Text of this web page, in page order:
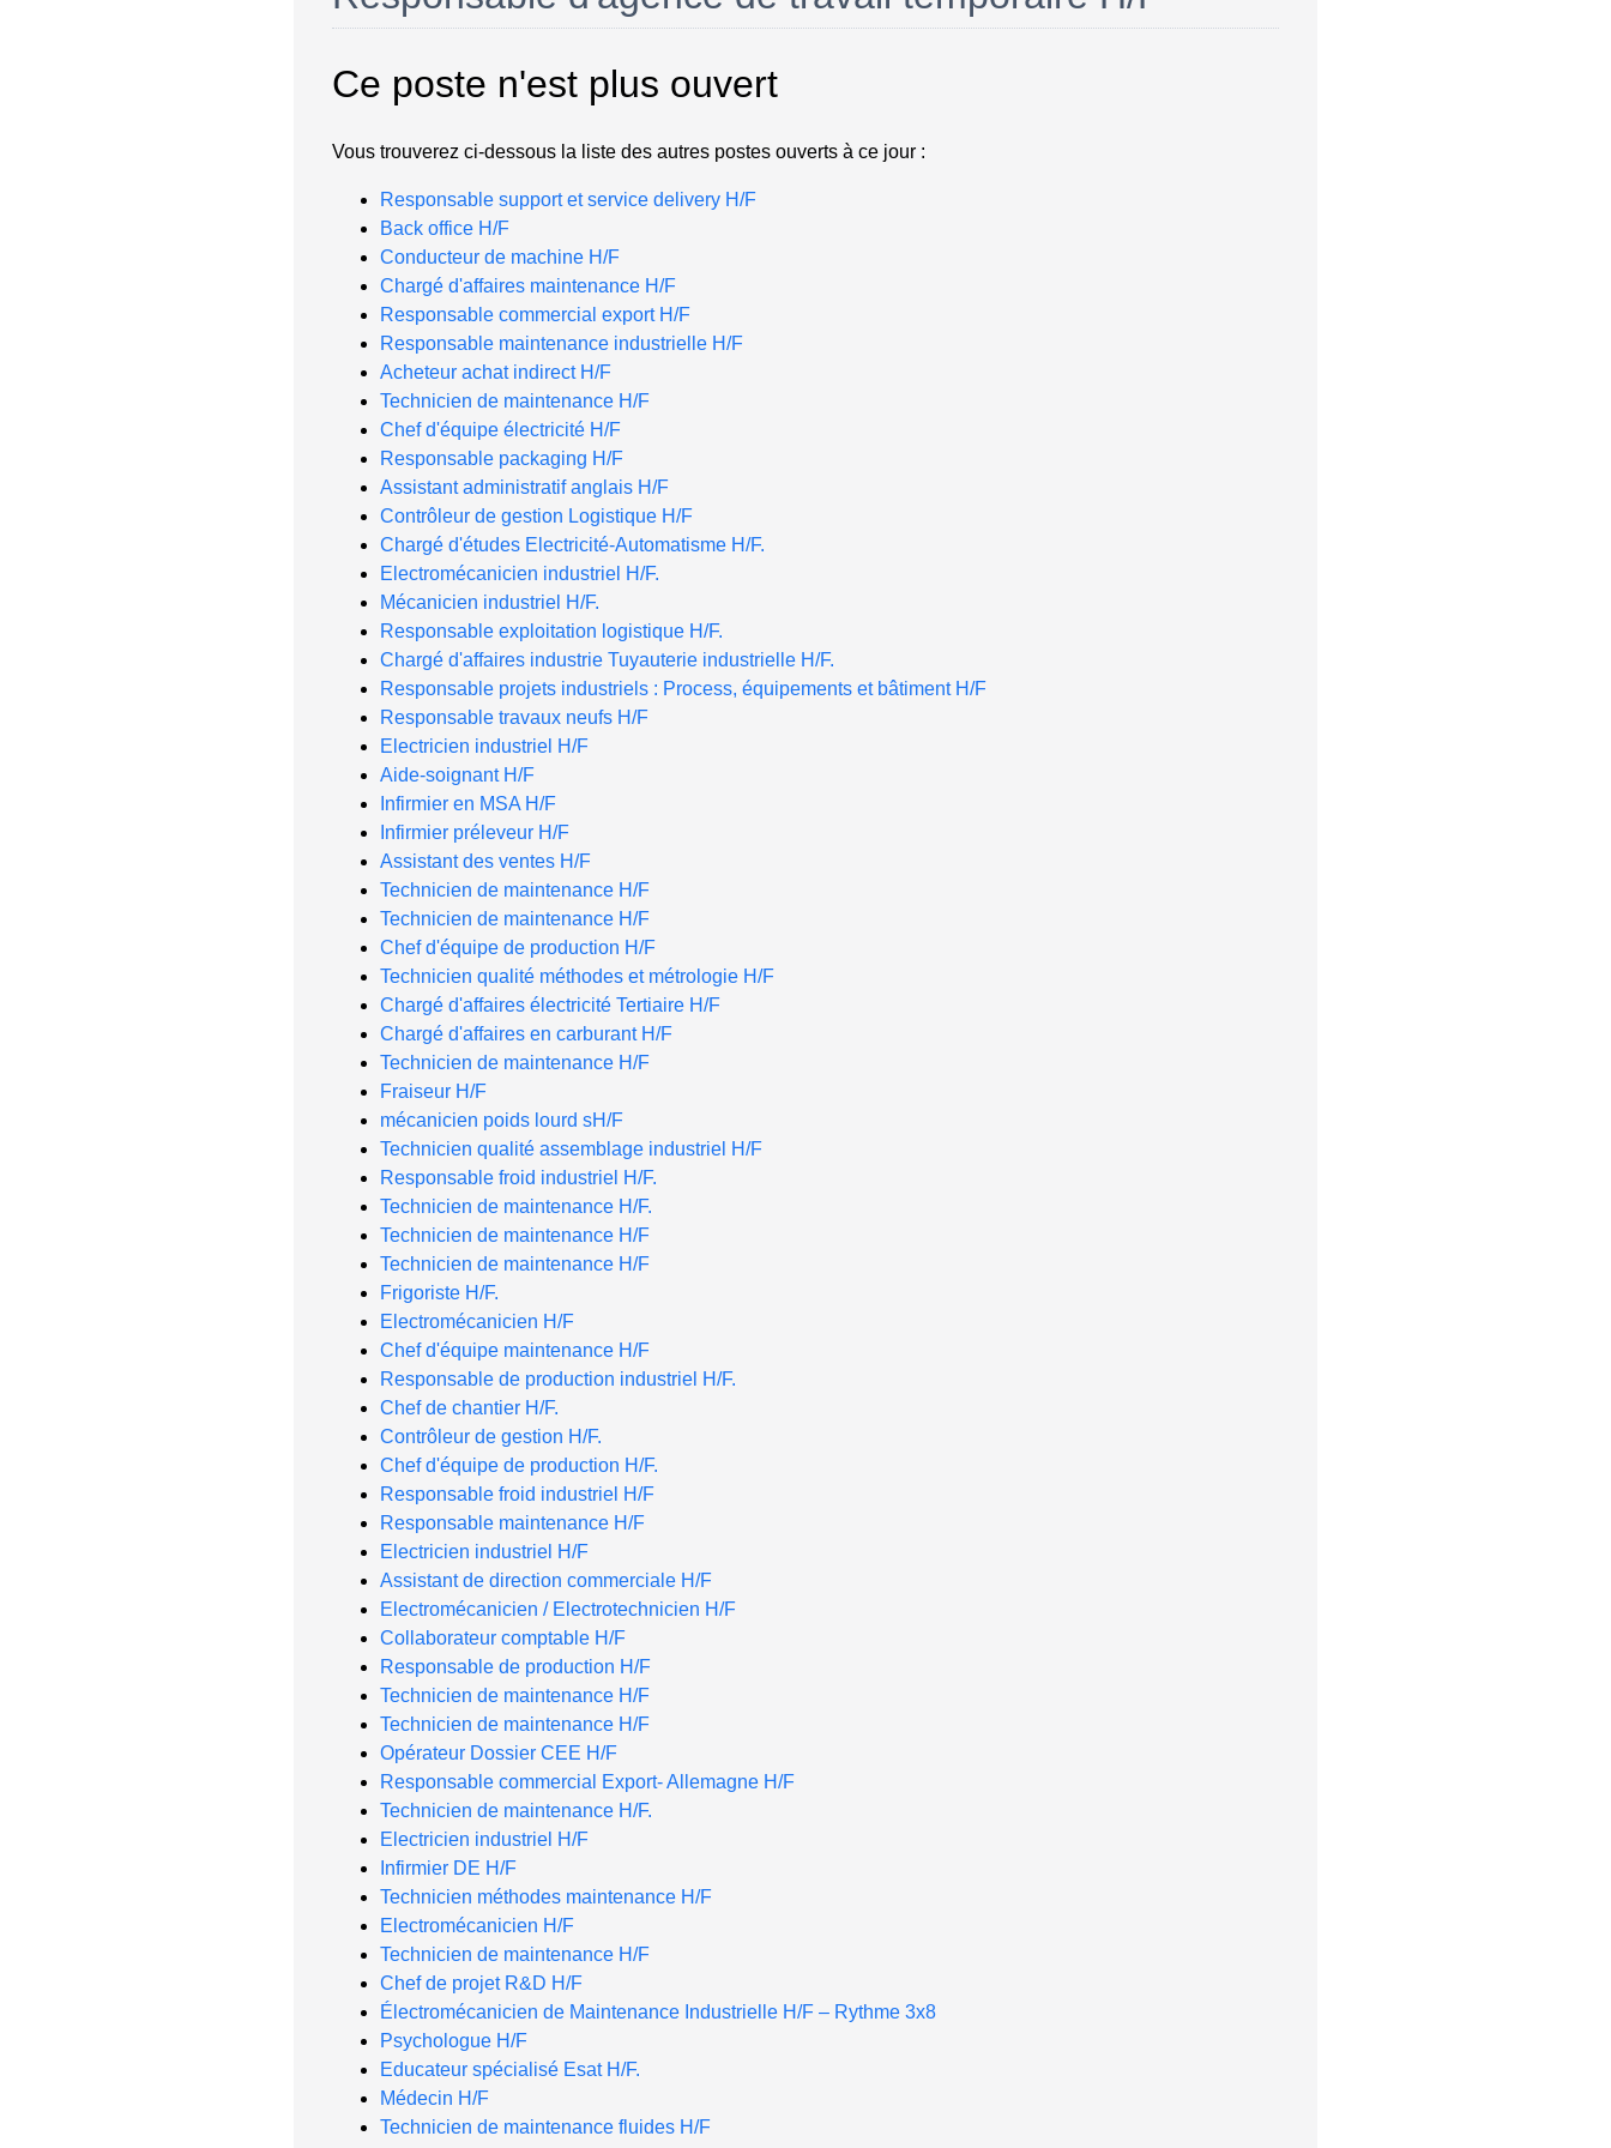
Ce poste n'est plus ouvert
Vous trouverez ci-dessous la liste des autres postes ouverts à ce jour :
Responsable support et service delivery H/F
Back office H/F
Conducteur de machine H/F
Chargé d'affaires maintenance H/F
Responsable commercial export H/F
Responsable maintenance industrielle H/F
Acheteur achat indirect H/F
Technicien de maintenance H/F
Chef d'équipe électricité H/F
Responsable packaging H/F
Assistant administratif anglais H/F
Contrôleur de gestion Logistique H/F
Chargé d'études Electricité-Automatisme H/F.
Electromécanicien industriel H/F.
Mécanicien industriel H/F.
Responsable exploitation logistique H/F.
Chargé d'affaires industrie Tuyauterie industrielle H/F.
Responsable projets industriels : Process, équipements et bâtiment H/F
Responsable travaux neufs H/F
Electricien industriel H/F
Aide-soignant H/F
Infirmier en MSA H/F
Infirmier préleveur H/F
Assistant des ventes H/F
Technicien de maintenance H/F
Technicien de maintenance H/F
Chef d'équipe de production H/F
Technicien qualité méthodes et métrologie H/F
Chargé d'affaires électricité Tertiaire H/F
Chargé d'affaires en carburant H/F
Technicien de maintenance H/F
Fraiseur H/F
mécanicien poids lourd sH/F
Technicien qualité assemblage industriel H/F
Responsable froid industriel H/F.
Technicien de maintenance H/F.
Technicien de maintenance H/F
Technicien de maintenance H/F
Frigoriste H/F.
Electromécanicien H/F
Chef d'équipe maintenance H/F
Responsable de production industriel H/F.
Chef de chantier H/F.
Contrôleur de gestion H/F.
Chef d'équipe de production H/F.
Responsable froid industriel H/F
Responsable maintenance H/F
Electricien industriel H/F
Assistant de direction commerciale H/F
Electromécanicien / Electrotechnicien H/F
Collaborateur comptable H/F
Responsable de production H/F
Technicien de maintenance H/F
Technicien de maintenance H/F
Opérateur Dossier CEE H/F
Responsable commercial Export- Allemagne H/F
Technicien de maintenance H/F.
Electricien industriel H/F
Infirmier DE H/F
Technicien méthodes maintenance H/F
Electromécanicien H/F
Technicien de maintenance H/F
Chef de projet R&D H/F
Électromécanicien de Maintenance Industrielle H/F – Rythme 3x8
Psychologue H/F
Educateur spécialisé Esat H/F.
Médecin H/F
Technicien de maintenance fluides H/F